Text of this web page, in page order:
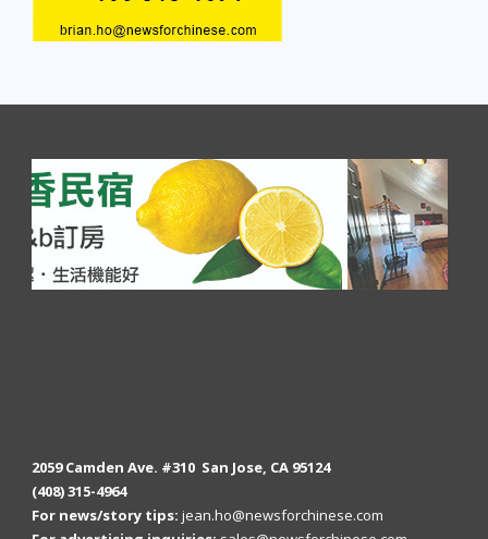
2059 Camden Ave. #310 San Jose, CA 95124
(408) 315-4964
For news/story tips: jean.ho@newsforchinese.com